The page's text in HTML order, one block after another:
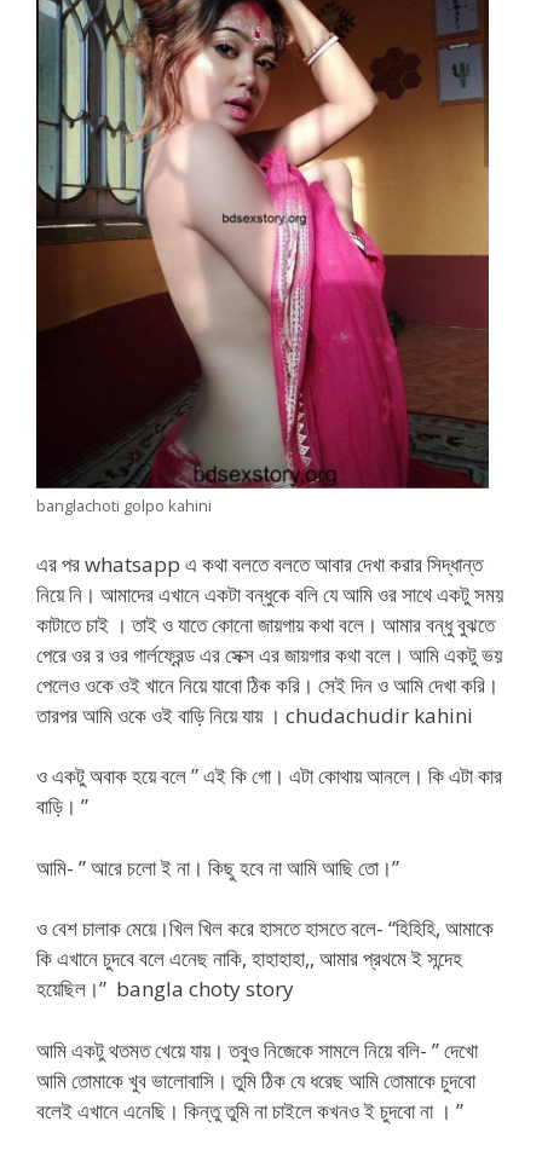
banglachoti golpo kahini
এর পর whatsapp এ কথা বলতে বলতে আবার দেখা করার সিদ্ধান্ত
নিয়ে নি। আমাদের এখানে একটা বন্ধুকে বলি যে আমি ওর সাথে একটু সময়
কাটাতে চাই । তাই ও যাতে কোনো জায়গায় কথা বলে। আমার বন্ধু বুঝতে
পেরে ওর র ওর গার্লফ্রেন্ড এর সেক্স এর জায়গার কথা বলে। আমি একটু ভয়
পেলেও ওকে ওই খানে নিয়ে যাবো ঠিক করি। সেই দিন ও আমি দেখা করি।
তারপর আমি ওকে ওই বাড়ি নিয়ে যায় । chudachudir kahini
ও একটু অবাক হয়ে বলে ” এই কি গো। এটা কোথায় আনলে। কি এটা কার
বাড়ি। ”
আমি- ” আরে চলো ই না। কিছু হবে না আমি আছি তো।”
ও বেশ চালাক মেয়ে।খিল খিল করে হাসতে হাসতে বলে- “হিহিহি, আমাকে
কি এখানে চুদবে বলে এনেছ নাকি, হাহাহাহা,, আমার প্রথমে ই সন্দেহ
হয়েছিল।” bangla choty story
আমি একটু থতমত খেয়ে যায়। তবুও নিজেকে সামলে নিয়ে বলি- ” দেখো
আমি তোমাকে খুব ভালোবাসি। তুমি ঠিক যে ধরেছ আমি তোমাকে চুদবো
বলেই এখানে এনেছি। কিন্তু তুমি না চাইলে কখনও ই চুদবো না । ”